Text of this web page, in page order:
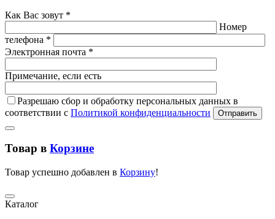
Как Вас зовут *
Номер
телефона *
Электронная почта *
Примечание, если есть
Разрешаю сбор и обработку персональных данных в
соответствии с Политикой конфиденциальности Отправить
Товар в Корзине
Товар успешно добавлен в Корзину!
Каталог